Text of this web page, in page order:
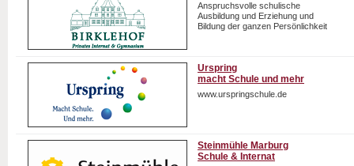
Anspruchsvolle schulische
Ausbildung und Erziehung und
Bildung der ganzen Persönlichkeit
Urspring
macht Schule und mehr
www.urspringschule.de
Steinmühle Marburg
Schule & Internat